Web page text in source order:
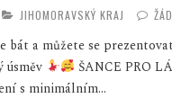
JIHOMORAVSKÝ KRAJ
bát a můžete se
úsměv
ŠANCE PRO
s minimálním...